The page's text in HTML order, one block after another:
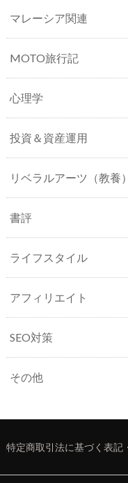
マレーシア関連
MOTO旅行記
心理学
投資＆資産運用
リベラルアーツ（教養）
書評
ライフスタイル
アフィリエイト
SEO対策
その他
特定商取引法に基づく表記